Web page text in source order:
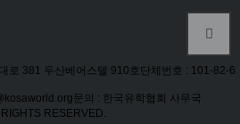
로 381 두산베어스텔 910호 단체번호 : 101-82-6
문의 : 한국유학협회 사무국
RESERVED.